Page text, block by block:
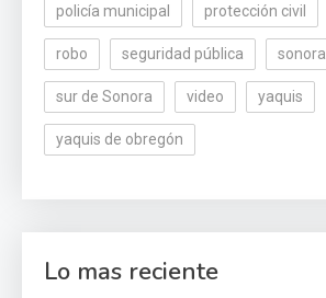
policía municipal protección civil
robo seguridad pública sonora
sur de Sonora video yaquis
yaquis de obregón
Lo mas reciente